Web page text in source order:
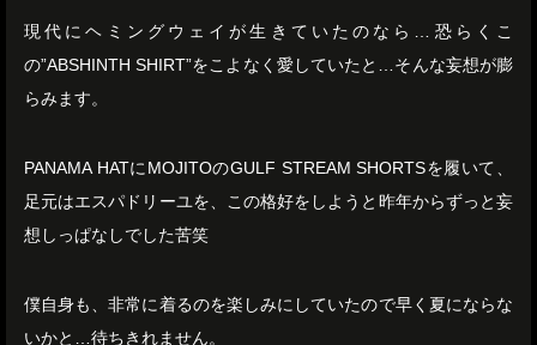
現代にヘミングウェイが生きていたのなら…恐らくこ
の”ABSHINTH SHIRT”をこよなく愛していたと…そんな妄想が膨
らみます。
PANAMA HATにMOJITOのGULF STREAM SHORTSを履いて、
足元はエスパドリーユを、この格好をしようと昨年からずっと妄
想しっぱなしでした苦笑
僕自身も、非常に着るのを楽しみにしていたので早く夏にならな
いかと…待ちきれません。